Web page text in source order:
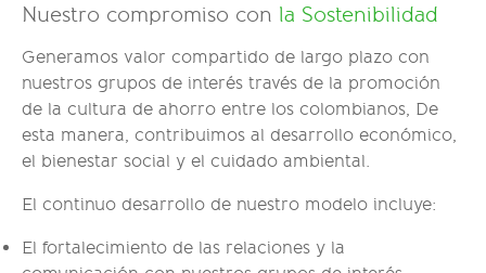
Nuestro compromiso con la Sostenibilidad
Generamos valor compartido de largo plazo con
nuestros grupos de interés través de la promoción
de la cultura de ahorro entre los colombianos, De
esta manera, contribuimos al desarrollo económico,
el bienestar social y el cuidado ambiental.
El continuo desarrollo de nuestro modelo incluye:
El fortalecimiento de las relaciones y la